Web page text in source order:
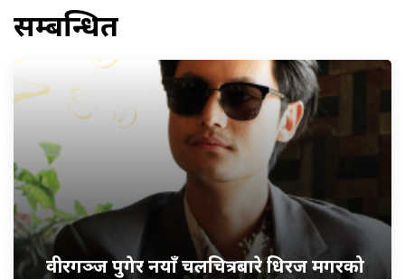
सम्बन्धित
वीरगञ्ज पुगेर नयाँ चलचित्रबारे धिरज मगरको